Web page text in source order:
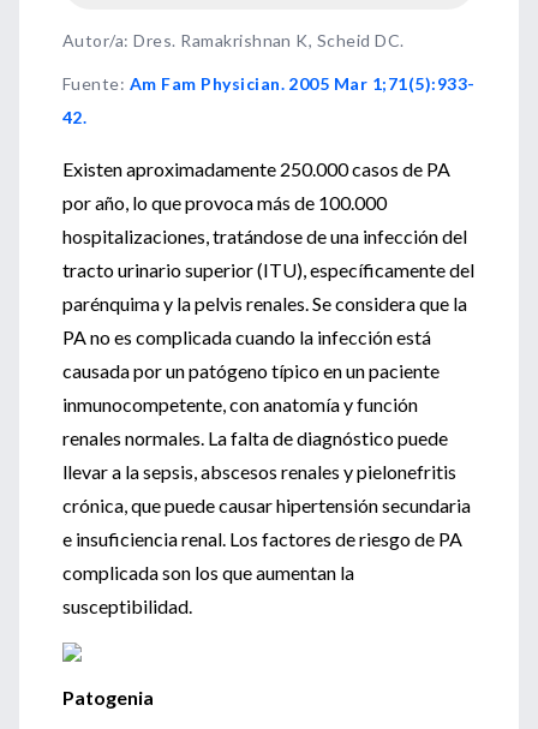
Autor/a: Dres. Ramakrishnan K, Scheid DC.
Fuente: Am Fam Physician. 2005 Mar 1;71(5):933-
42.
Existen aproximadamente 250.000 casos de PA
por año, lo que provoca más de 100.000
hospitalizaciones, tratándose de una infección del
tracto urinario superior (ITU), específicamente del
parénquima y la pelvis renales. Se considera que la
PA no es complicada cuando la infección está
causada por un patógeno típico en un paciente
inmunocompetente, con anatomía y función
renales normales. La falta de diagnóstico puede
llevar a la sepsis, abscesos renales y pielonefritis
crónica, que puede causar hipertensión secundaria
e insuficiencia renal. Los factores de riesgo de PA
complicada son los que aumentan la
susceptibilidad.
Patogenia